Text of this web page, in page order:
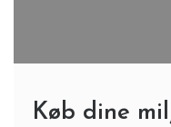
Køb dine